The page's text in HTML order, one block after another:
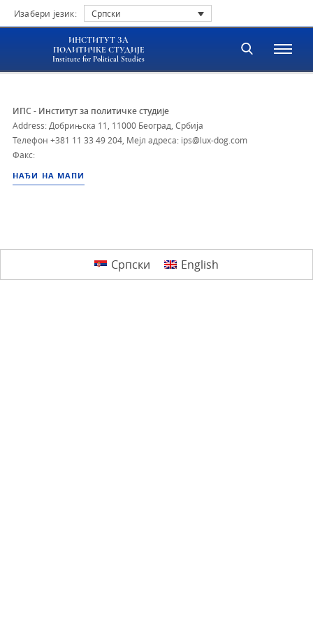
Изабери језик: Српски
ИНСТИТУТ ЗА
ПОЛИТИЧКЕ СТУДИЈЕ
Institute for Political Studies
ИПС - Институт за политичке студије
Address: Добрињска 11, 11000 Београд, Србија
Телефон +381 11 33 49 204 Мејл адреса: ips@lux-dog.com
Факс:
НАЂИ НА МАПИ
Српски English